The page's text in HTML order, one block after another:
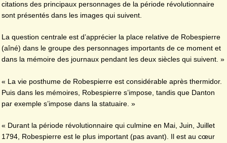
citations des principaux personnages de la période révolutionnaire
sont présentés dans les images qui suivent.
La question centrale est d’apprécier la place relative de Robespierre
(aîné) dans le groupe des personnages importants de ce moment et
dans la mémoire des journaux pendant les deux siècles qui suivent. »
« La vie posthume de Robespierre est considérable après thermidor.
Puis dans les mémoires, Robespierre s’impose, tandis que Danton
par exemple s’impose dans la statuaire. »
« Durant la période révolutionnaire qui culmine en Mai, Juin, Juillet
1794, Robespierre est le plus important (pas avant). Il est au cœur